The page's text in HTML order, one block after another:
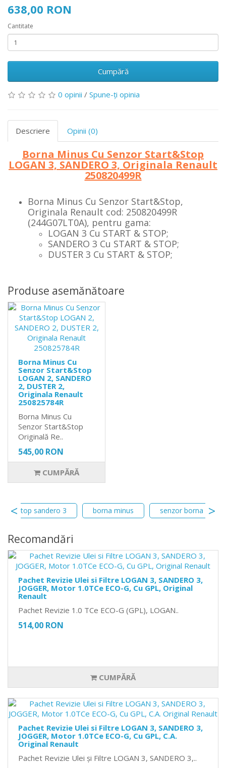
638,00 RON
Cantitate
Cumpără
0 opinii / Spune-ţi opinia
Descriere Opinii (0)
Borna Minus Cu Senzor Start&Stop
LOGAN 3, SANDERO 3, Originala Renault
250820499R
Borna Minus Cu Senzor Start&Stop,
Originala Renault cod: 250820499R
(244G07LT0A), pentru gama:
LOGAN 3 Cu START & STOP;
SANDERO 3 Cu START & STOP;
DUSTER 3 Cu START & STOP;
Produse asemănătoare
Borna Minus Cu
Senzor Start&Stop
LOGAN 2, SANDERO
2, DUSTER 2,
Originala Renault
250825784R
Borna Minus Cu
Senzor Start&Stop
Originală Re..
545,00 RON
CUMPĂRĂ
stop sandero 3 borna minus senzor borna
Recomandări
Pachet Revizie Ulei si Filtre LOGAN 3, SANDERO 3,
JOGGER, Motor 1.0TCe ECO-G, Cu GPL, Original
Renault
Pachet Revizie 1.0 TCe ECO-G (GPL), LOGAN..
514,00 RON
CUMPĂRĂ
Pachet Revizie Ulei si Filtre LOGAN 3, SANDERO 3,
JOGGER, Motor 1.0TCe ECO-G, Cu GPL, C.A.
Original Renault
Pachet Revizie Ulei și Filtre LOGAN 3, SANDERO 3,..